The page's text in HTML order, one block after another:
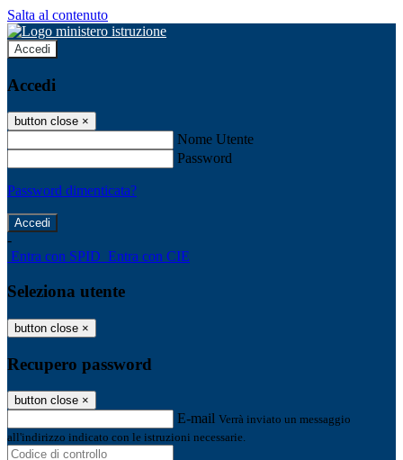
Salta al contenuto
Accedi
Accedi
button close ×
Nome Utente
Password
Password dimenticata?
-
Entra con SPID Entra con CIE
Seleziona utente
button close ×
Recupero password
button close ×
E-mail Verrà inviato un messaggio
all'indirizzo indicato con le istruzioni necessarie.